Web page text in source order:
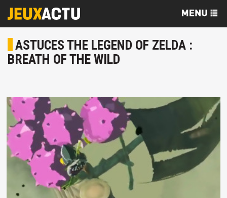
ASTUCES THE LEGEND OF ZELDA :
BREATH OF THE WILD